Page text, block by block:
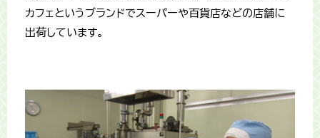
カフェというブランドでスーパーや百貨店などの店舗に
出荷しています。